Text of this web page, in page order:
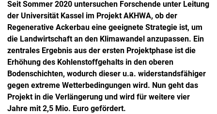
Seit Sommer 2020 untersuchen Forschende unter Leitung
der Universität Kassel im Projekt AKHWA, ob der
Regenerative Ackerbau eine geeignete Strategie ist, um
die Landwirtschaft an den Klimawandel anzupassen. Ein
zentrales Ergebnis aus der ersten Projektphase ist die
Erhöhung des Kohlenstoffgehalts in den oberen
Bodenschichten, wodurch dieser u.a. widerstandsfähiger
gegen extreme Wetterbedingungen wird. Nun geht das
Projekt in die Verlängerung und wird für weitere vier
Jahre mit 2,5 Mio. Euro gefördert.